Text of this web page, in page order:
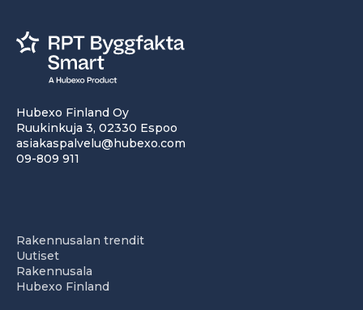
Hubexo Finland Oy
Ruukinkuja 3, 02330 Espoo
asiakaspalvelu@hubexo.com
09-809 911
Rakennusalan trendit
Uutiset
Rakennusala
Hubexo Finland